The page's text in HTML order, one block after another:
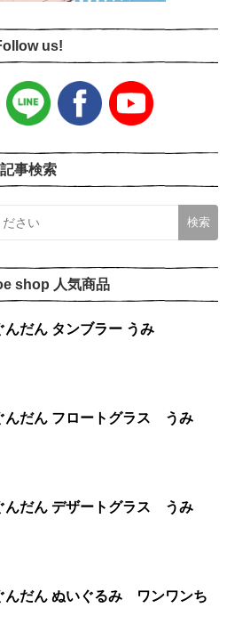
us!
記事検索
shop 人気商品
ノラネコぐんだん タンブラー うみ
ノラネコぐんだん フロートグラス うみ
ノラネコぐんだん デザートグラス うみ
んだん ぬいぐるみ ワンワンち